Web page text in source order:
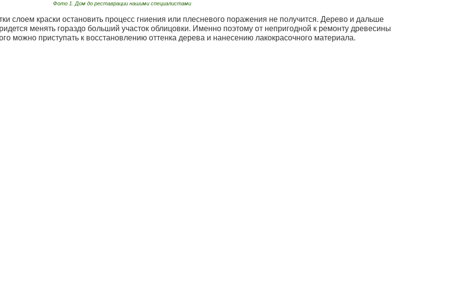
Фото 1. Дом до реставрации нашими специалистами
слоем краски остановить процесс гниения или плесневого поражения не получится. Дерево и дальше
менять гораздо больший участок облицовки. Именно поэтому от непригодной к ремонту древесины
можно приступать к восстановлению оттенка дерева и нанесению лакокрасочного материала.